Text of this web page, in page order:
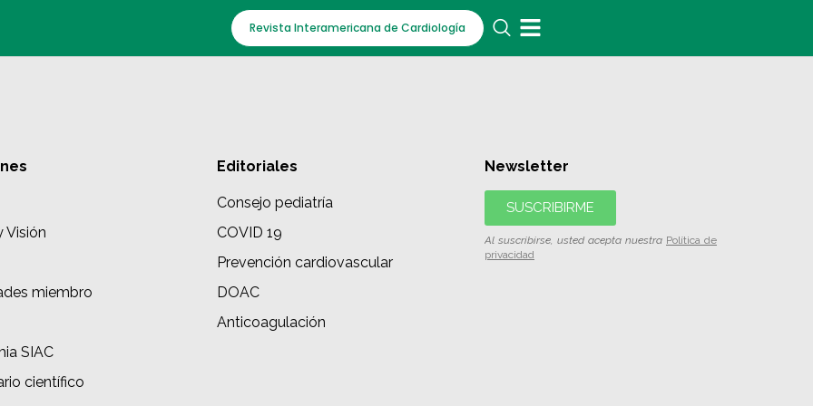
Revista Interamericana de Cardiología
Visión
miembro
SIAC
científico
Editoriales
Consejo pediatría
COVID 19
Prevención cardiovascular
DOAC
Anticoagulación
Newsletter
SUSCRIBIRME
Al suscribirse, usted acepta nuestra Política de
privacidad